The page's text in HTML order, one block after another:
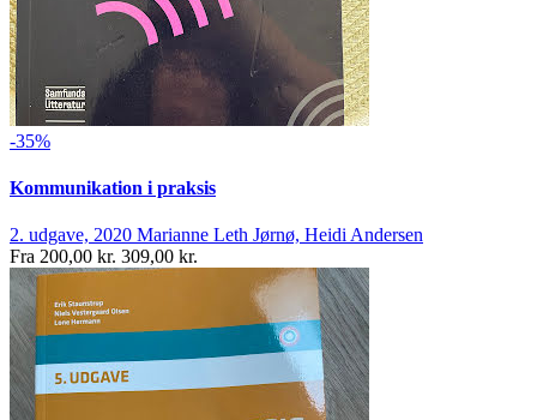
-35%
Kommunikation i praksis
2. udgave, 2020 Marianne Leth Jørnø, Heidi Andersen
Fra 200,00 kr. 309,00 kr.